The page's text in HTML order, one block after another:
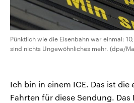
Pünktlich wie die Eisenbahn war einmal:
sind nichts Ungewöhnliches mehr. (dpa/
Ich bin in einem ICE. Das ist die
Fahrten für diese Sendung.